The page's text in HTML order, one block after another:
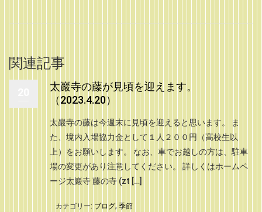
関連記事
太巖寺の藤が見頃を迎えます。
（2023.4.20）
太巖寺の藤は今週末に見頃を迎えると思います。 ま
た、境内入場協力金として１人２００円（高校生以
上）をお願いします。 なお、車でお越しの方は、駐車
場の変更があり注意してください。 詳しくはホームペ
ージ太巖寺 藤の寺 (zt […]
カテゴリー: ブログ, 季節